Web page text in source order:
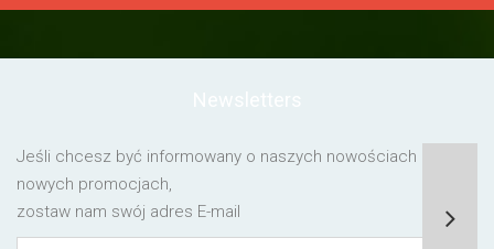
Jeśli chcesz być informowany o naszych nowościach lub o
nowych promocjach,
zostaw nam swój adres E-mail